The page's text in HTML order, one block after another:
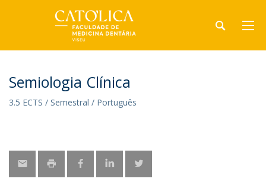
Semiologia Clínica
3.5 ECTS / Semestral / Português